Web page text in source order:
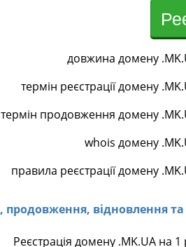
довжина домену
термін реєстрації домену
термін продовження домену
whois домену
правила реєстрації домену
продовження, відновлення
Реєстрація домену .MK.UA на 1